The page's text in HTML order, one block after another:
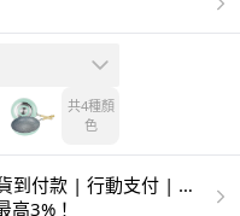
共4種顏
色
到付款 | 行動支付 | 超
3%！